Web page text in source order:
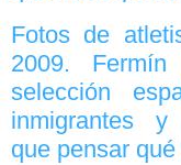
Fotos de
2009.
selección
inmigrantes y
que pensar